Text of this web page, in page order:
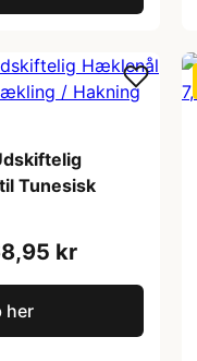
Tunesisk
kr
her